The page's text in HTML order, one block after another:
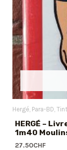
Hergé Para-BD
HERGÉ –
1m40
27.50CHF